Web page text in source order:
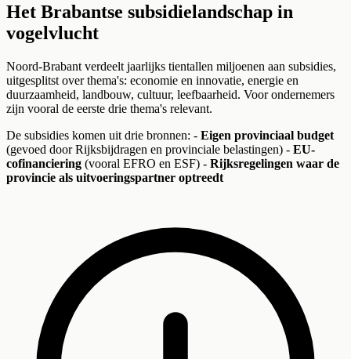
Het Brabantse subsidielandschap in
vogelvlucht
Noord-Brabant verdeelt jaarlijks tientallen miljoenen aan subsidies,
uitgesplitst over thema's: economie en innovatie, energie en
duurzaamheid, landbouw, cultuur, leefbaarheid. Voor ondernemers
zijn vooral de eerste drie thema's relevant.
De subsidies komen uit drie bronnen: - Eigen provinciaal budget
(gevoed door Rijksbijdragen en provinciale belastingen) - EU-
cofinanciering (vooral EFRO en ESF) - Rijksregelingen waar de
provincie als uitvoeringspartner optreedt